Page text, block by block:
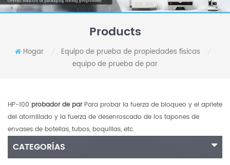
Products
Hogar Equipo de prueba de propiedades físicas
equipo de prueba de par
HP-100 probador de parPara probar la fuerza de bloqueo y el apriete
del atornillado y la fuerza de desenroscado de los tapones de
envases de botellas, tubos, boquillas, etc.
CATEGORÍAS